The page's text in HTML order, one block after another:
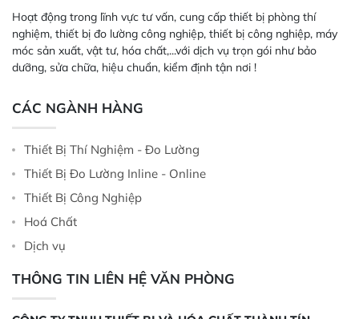
Hoạt động trong lĩnh vực tư vấn, cung cấp thiết bị phòng thí
nghiệm, thiết bị đo lường công nghiệp, thiết bị công nghiệp, máy
móc sản xuất, vật tư, hóa chất,...với dịch vụ trọn gói như bảo
dưỡng, sửa chữa, hiệu chuẩn, kiểm định tận nơi !
CÁC NGÀNH HÀNG
Thiết Bị Thí Nghiệm - Đo Lường
Thiết Bị Đo Lường Inline - Online
Thiết Bị Công Nghiệp
Hoá Chất
Dịch vụ
THÔNG TIN LIÊN HỆ VĂN PHÒNG